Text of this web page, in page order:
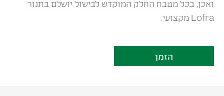
ואכן, בכל מטבח החלק המוקדש לבישול יושלם בתנור
Lofra מקצועי.
הזמן